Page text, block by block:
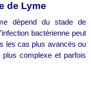
de Lyme
dépend du stade de
bactérienne peut
les cas plus avancés ou
complexe et parfois